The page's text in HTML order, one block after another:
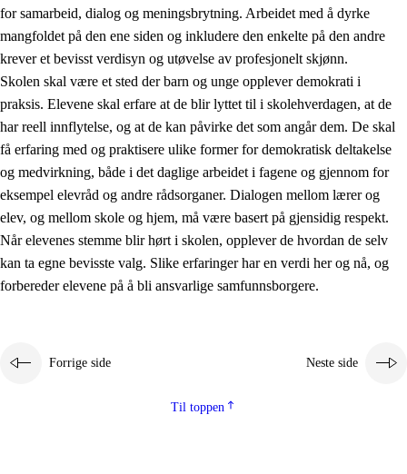
for samarbeid, dialog og meningsbrytning. Arbeidet med å dyrke
mangfoldet på den ene siden og inkludere den enkelte på den andre
krever et bevisst verdisyn og utøvelse av profesjonelt skjønn.
Skolen skal være et sted der barn og unge opplever demokrati i
praksis. Elevene skal erfare at de blir lyttet til i skolehverdagen, at de
har reell innflytelse, og at de kan påvirke det som angår dem. De skal
få erfaring med og praktisere ulike former for demokratisk deltakelse
og medvirkning, både i det daglige arbeidet i fagene og gjennom for
eksempel elevråd og andre rådsorganer. Dialogen mellom lærer og
elev, og mellom skole og hjem, må være basert på gjensidig respekt.
Når elevenes stemme blir hørt i skolen, opplever de hvordan de selv
kan ta egne bevisste valg. Slike erfaringer har en verdi her og nå, og
forbereder elevene på å bli ansvarlige samfunnsborgere.
Forrige side Neste side
Til toppen